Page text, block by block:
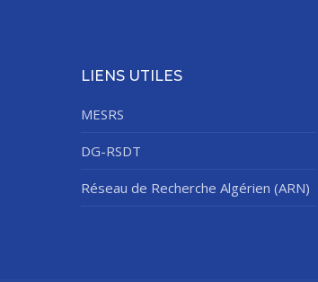
LIENS UTILES
MESRS
DG-RSDT
Réseau de Recherche Algérien (ARN)